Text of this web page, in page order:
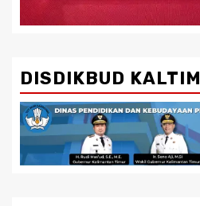
DISDIKBUD KALTIM